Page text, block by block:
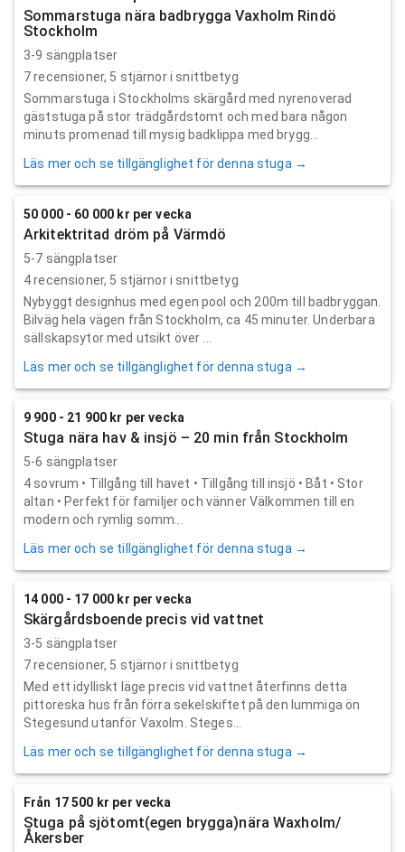
Sommarstuga nära badbrygga Vaxholm Rindö
Stockholm
3-9 sängplatser
7recensioner, 5 stjärnor i snittbetyg
Sommarstuga i Stockholms skärgård med nyrenoverad
gäststuga på stor trädgårdstomt och med bara någon
minuts promenad till mysig badklippa med brygg...
Läs mer och se tillgänglighet för denna stuga →
50 000 - 60 000 kr per vecka
Arkitektritad dröm på Värmdö
5-7 sängplatser
4recensioner, 5 stjärnor i snittbetyg
Nybyggt designhus med egen pool och 200m till badbryggan.
Bilväg hela vägen från Stockholm, ca 45 minuter. Underbara
sällskapsytor med utsikt över ...
Läs mer och se tillgänglighet för denna stuga →
9 900 - 21 900 kr per vecka
Stuga nära hav & insjö – 20 min från Stockholm
5-6 sängplatser
4 sovrum • Tillgång till havet • Tillgång till insjö • Båt • Stor
altan • Perfekt för familjer och vänner Välkommen till en
modern och rymlig somm...
Läs mer och se tillgänglighet för denna stuga →
14 000 - 17 000 kr per vecka
Skärgårdsboende precis vid vattnet
3-5 sängplatser
7recensioner, 5 stjärnor i snittbetyg
Med ett idylliskt läge precis vid vattnet återfinns detta
pittoreska hus från förra sekelskiftet på den lummiga ön
Stegesund utanför Vaxolm. Steges...
Läs mer och se tillgänglighet för denna stuga →
Från 17 500 kr per vecka
Stuga på sjötomt(egen brygga)nära Waxholm/
Åkersber